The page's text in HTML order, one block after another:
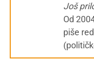
Još
Od
piše